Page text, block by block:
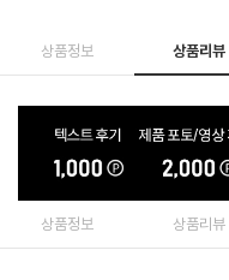
상품정보 상품리뷰
상품정보 상품리뷰